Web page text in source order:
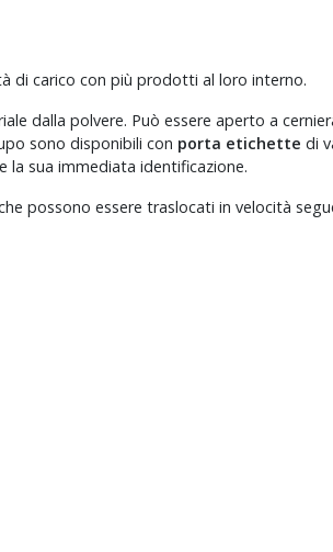
di carico con più prodotti al loro interno.
dalla polvere. Può essere aperto a
sono disponibili con porta etichette di
sua immediata identificazione.
possono essere traslocati in velocità